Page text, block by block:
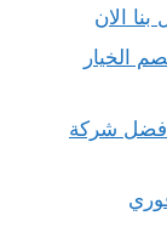
عفش بالدمام بـ35%خصم الخيار
حي غرناطة..خصم 40%افضل شركة
فوري